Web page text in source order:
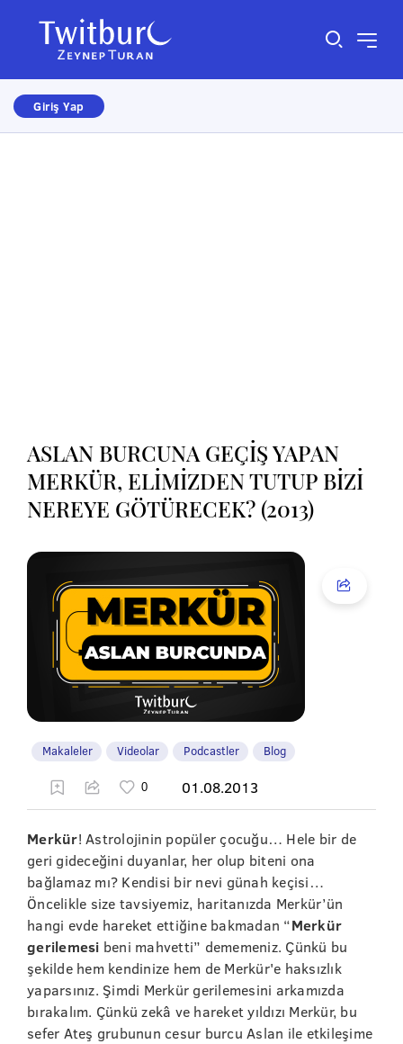
Giriş Yap
ASLAN BURCUNA GEÇİŞ YAPAN
MERKÜR, ELİMİZDEN TUTUP BİZİ
NEREYE GÖTÜRECEK? (2013)
Makaleler Videolar Podcastler Blog
01.08.2013
Merkür! Astrolojinin popüler çocuğu… Hele bir de
geri gideceğini duyanlar, her olup biteni ona
bağlamaz mı? Kendisi bir nevi günah keçisi…
Öncelikle size tavsiyemiz, haritanızda Merkür’ün
hangi evde hareket ettiğine bakmadan “Merkür
gerilemesi beni mahvetti” dememeniz. Çünkü bu
şekilde hem kendinize hem de Merkür'e haksızlık
yaparsınız. Şimdi Merkür gerilemesini arkamızda
bırakalım. Çünkü zekâ ve hareket yıldızı Merkür, bu
sefer Ateş grubunun cesur burcu Aslan ile etkileşime